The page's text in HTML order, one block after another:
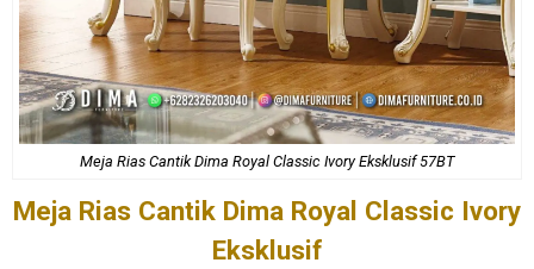
Meja Rias Cantik Dima Royal Classic Ivory Eksklusif 57BT
Meja Rias Cantik Dima Royal Classic Ivory
Eksklusif